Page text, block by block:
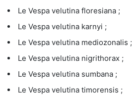
Le Vespa velutina floresiana ;
Le Vespa velutina karnyi ;
Le Vespa velutina mediozonalis ;
Le Vespa velutina nigrithorax ;
Le Vespa velutina sumbana ;
Le Vespa velutina timorensis ;